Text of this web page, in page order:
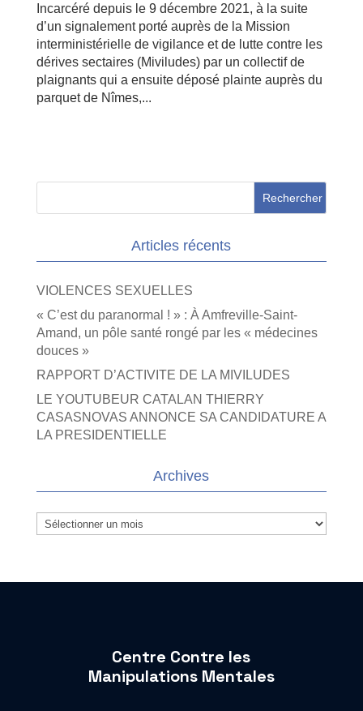
Incarcéré depuis le 9 décembre 2021, à la suite
d’un signalement porté auprès de la Mission
interministérielle de vigilance et de lutte contre les
dérives sectaires (Miviludes) par un collectif de
plaignants qui a ensuite déposé plainte auprès du
parquet de Nîmes,...
Articles récents
VIOLENCES SEXUELLES
« C’est du paranormal ! » : À Amfreville-Saint-
Amand, un pôle santé rongé par les « médecines
douces »
RAPPORT D’ACTIVITE DE LA MIVILUDES
LE YOUTUBEUR CATALAN THIERRY
CASASNOVAS ANNONCE SA CANDIDATURE A
LA PRESIDENTIELLE
Archives
Archives
Centre Contre les
Manipulations Mentales